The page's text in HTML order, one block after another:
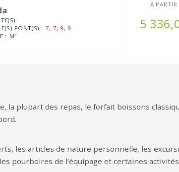
:
PONT(S) : 7, 7, 9, 9
: M2
À PARTIR
5
la plupart des repas, le forfait boissons
les articles de nature personnelle, les
pourboires de l’équipage et certaines